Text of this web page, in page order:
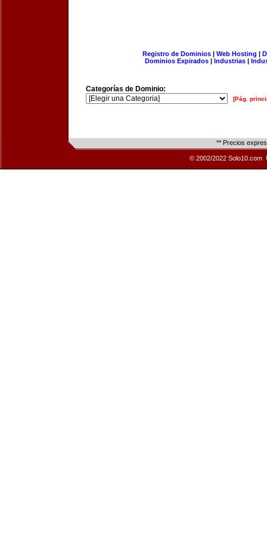
Registro de Dominios| Web Hosting |
Dominios Expirados | Industrias |
Categorías de Dominio:
[Pág.
** Precios
© 2002/2022 Solo10.com